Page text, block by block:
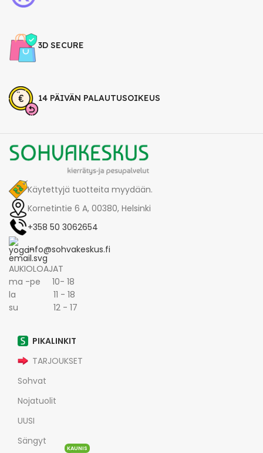
3D SECURE
14 PÄIVÄN PALAUTUSOIKEUS
Käytettyjä tuotteita myydään.
Kornetintie 6 A, 00380, Helsinki
+358 50 3062654
info@sohvakeskus.fi
AUKIOLOAJAT
ma -pe 10- 18
la 11 - 18
su 12 - 17
PIKALINKIT
TARJOUKSET
Sohvat
Nojatuolit
UUSI
Sängyt
KAUNIS